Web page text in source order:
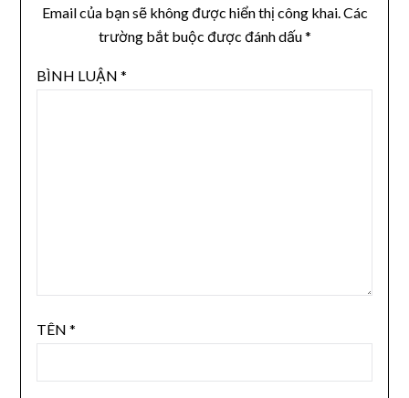
Email của bạn sẽ không được hiển thị công khai.Các
trường bắt buộc được đánh dấu*
BÌNH LUẬN *
TÊN *